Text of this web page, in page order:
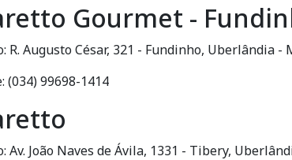
Gourmet -
R. Augusto César, 321 - Fundinho, Uberlândia -
(034) 99698-1414
Av. João Naves de Ávila, 1331 - Tibery,